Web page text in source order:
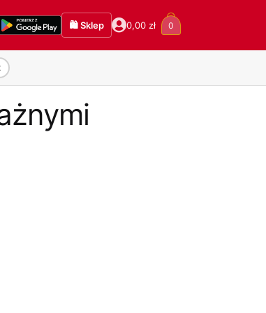
🛍️ Sklep 0,00 zł 0